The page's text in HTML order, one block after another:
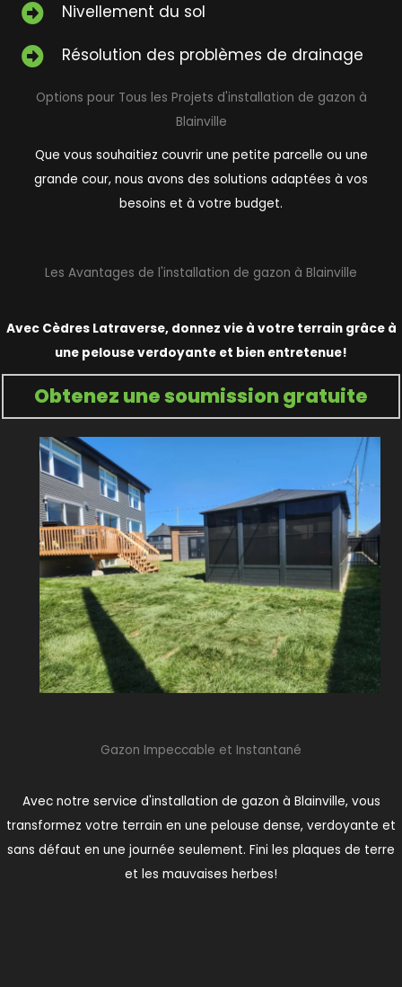
Nivellement du sol
Résolution des problèmes de drainage
Options pour Tous les Projets d'installation de gazon à
Blainville
Que vous souhaitiez couvrir une petite parcelle ou une
grande cour, nous avons des solutions adaptées à vos
besoins et à votre budget.
Les Avantages de l'installation de gazon à Blainville
Avec Cèdres Latraverse, donnez vie à votre terrain grâce à
une pelouse verdoyante et bien entretenue!
Obtenez une soumission gratuite
Gazon Impeccable et Instantané
Avec notre service d'installation de gazon à Blainville, vous
transformez votre terrain en une pelouse dense, verdoyante et
sans défaut en une journée seulement. Fini les plaques de terre
et les mauvaises herbes!